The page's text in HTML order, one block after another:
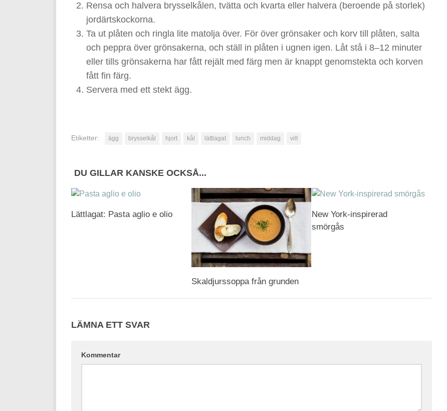
Rensa och halvera brysselkålen, tvätta och kvarta eller halvera (beroende på storlek)
jordärtskockorna.
Ta ut plåten och ringla lite matolja över. För över grönsaker och korv till plåten, salta
och peppra över grönsakerna, och ställ in plåten i ugnen igen. Låt stå i 8–12 minuter
eller tills grönsakerna har fått rejält med färg men är knappt genomstekta och korven
fått fin färg.
Servera med ett stekt ägg.
Etiketter: ägg brysselkål hjort kål lättlagat lunch middag vilt
DU GILLAR KANSKE OCKSÅ...
Lättlagat: Pasta aglio e olio
Skaldjurssoppa från grunden
New York-inspirerad
smörgås
LÄMNA ETT SVAR
Kommentar